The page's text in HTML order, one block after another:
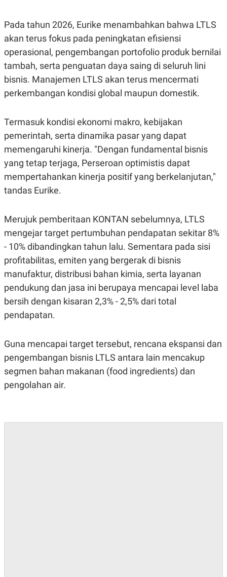
RT
I
S
I
G
K
M
I
.
D
SITEMAPPROFILE
PEDOMAN
PEMBERITAAN
SIBER
PRIVACY
POLICY
Pada tahun 2026, Eurike menambahkan bahwa LTLS
akan terus fokus pada peningkatan efisiensi
operasional, pengembangan portofolio produk bernilai
tambah, serta penguatan daya saing di seluruh lini
bisnis. Manajemen LTLS akan terus mencermati
perkembangan kondisi global maupun domestik.
Termasuk kondisi ekonomi makro, kebijakan
pemerintah, serta dinamika pasar yang dapat
memengaruhi kinerja. "Dengan fundamental bisnis
yang tetap terjaga, Perseroan optimistis dapat
mempertahankan kinerja positif yang berkelanjutan,"
tandas Eurike.
Merujuk pemberitaan KONTAN sebelumnya, LTLS
mengejar target pertumbuhan pendapatan sekitar 8%
- 10% dibandingkan tahun lalu. Sementara pada sisi
profitabilitas, emiten yang bergerak di bisnis
manufaktur, distribusi bahan kimia, serta layanan
pendukung dan jasa ini berupaya mencapai level laba
bersih dengan kisaran 2,3% - 2,5% dari total
pendapatan.
Guna mencapai target tersebut, rencana ekspansi dan
pengembangan bisnis LTLS antara lain mencakup
segmen bahan makanan (food ingredients) dan
pengolahan air.